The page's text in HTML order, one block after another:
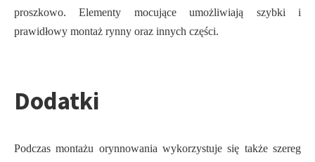
proszkowo. Elementy mocujące umożliwiają szybki i
prawidłowy montaż rynny oraz innych części.
Dodatki
Podczas montażu orynnowania wykorzystuje się także szereg